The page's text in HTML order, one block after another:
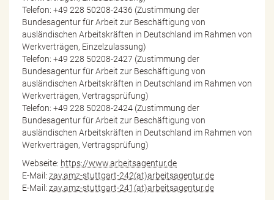
Telefon: +49 228 50208-2436 (Zustimmung der
Bundesagentur für Arbeit zur Beschäftigung von
ausländischen Arbeitskräften in Deutschland im Rahmen von
Werkverträgen, Einzelzulassung)
Telefon: +49 228 50208-2427 (Zustimmung der
Bundesagentur für Arbeit zur Beschäftigung von
ausländischen Arbeitskräften in Deutschland im Rahmen von
Werkverträgen, Vertragsprüfung)
Telefon: +49 228 50208-2424 (Zustimmung der
Bundesagentur für Arbeit zur Beschäftigung von
ausländischen Arbeitskräften in Deutschland im Rahmen von
Werkverträgen, Vertragsprüfung)
Webseite: https://www.arbeitsagentur.de
E-Mail: zav.amz-stuttgart-242(at)arbeitsagentur.de
E-Mail: zav.amz-stuttgart-241(at)arbeitsagentur.de